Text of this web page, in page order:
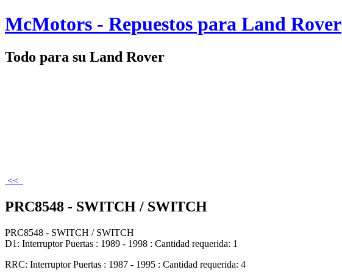
McMotors - Repuestos para Land Rover
Todo para su Land Rover
<<
PRC8548 - SWITCH / SWITCH
PRC8548 - SWITCH / SWITCH
D1: Interruptor Puertas : 1989 - 1998 : Cantidad requerida: 1
RRC: Interruptor Puertas : 1987 - 1995 : Cantidad requerida: 4